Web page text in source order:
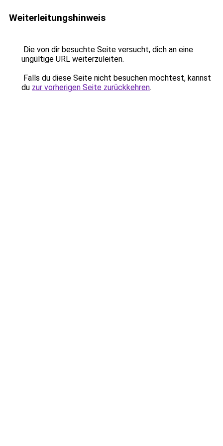
Weiterleitungshinweis
Die von dir besuchte Seite versucht, dich an eine
ungültige URL weiterzuleiten.
Falls du diese Seite nicht besuchen möchtest, kannst
du zur vorherigen Seite zurückkehren.